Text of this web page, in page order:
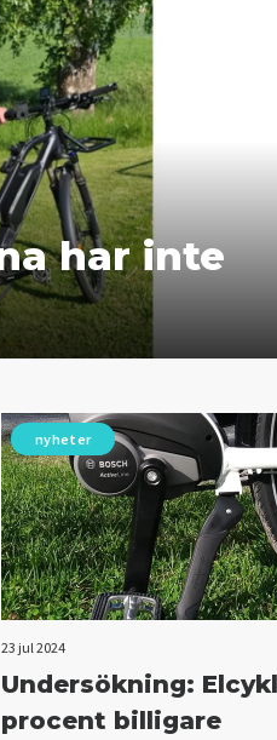
har inte
nyheter
23 jul 2024
Undersökning:
procent billigare